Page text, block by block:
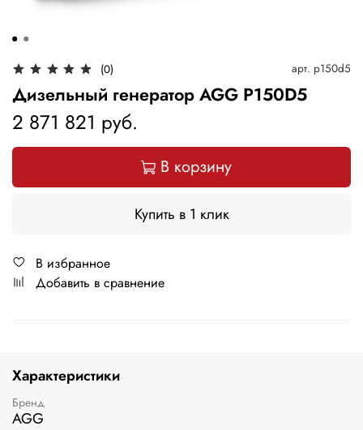
(0) арт. p150d5
Дизельный генератор AGG P150D5
2 871 821 руб.
В корзину
Купить в 1 клик
В избранное
Добавить в сравнение
Характеристики
Бренд
AGG